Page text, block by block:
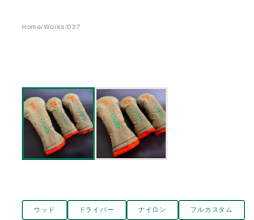
Home/Works /037
ウッド ドライバー ナイロン フルカスタム